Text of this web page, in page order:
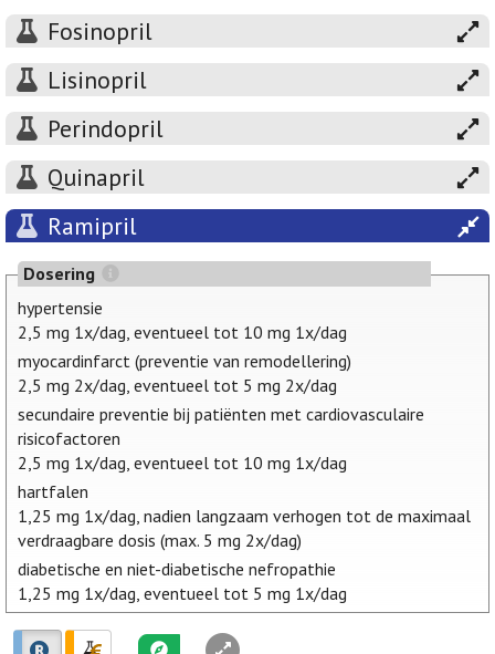
Fosinopril
Lisinopril
Perindopril
Quinapril
Ramipril
Dosering
hypertensie
2,5 mg 1x/dag, eventueel tot 10 mg 1x/dag
myocardinfarct (preventie van remodellering)
2,5 mg 2x/dag, eventueel tot 5 mg 2x/dag
secundaire preventie bij patiënten met cardiovasculaire
risicofactoren
2,5 mg 1x/dag, eventueel tot 10 mg 1x/dag
hartfalen
1,25 mg 1x/dag, nadien langzaam verhogen tot de maximaal
verdraagbare dosis (max. 5 mg 2x/dag)
diabetische en niet-diabetische nefropathie
1,25 mg 1x/dag, eventueel tot 5 mg 1x/dag